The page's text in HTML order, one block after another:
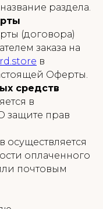
раздела.
(договора)
заказа на
в
Оферты.
средств
в
защите прав
осуществляется
оплаченного
почтовым